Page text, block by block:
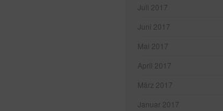
Juli 2017
Juni 2017
Mai 2017
April 2017
März 2017
Januar 2017